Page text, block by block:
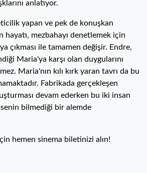
anlatıyor.
yapan ve pek de konuşkan
hayatı, mezbahayı denetlemek için
çıkması ile tamamen değişir. Endre,
Maria'ya karşı olan duygularını
Maria'nın kılı kırk yaran tavrı da bu
Fabrikada gerçekleşen
devam ederken bu iki insan
bilmediği bir alemde
hemen sinema biletinizi alın!